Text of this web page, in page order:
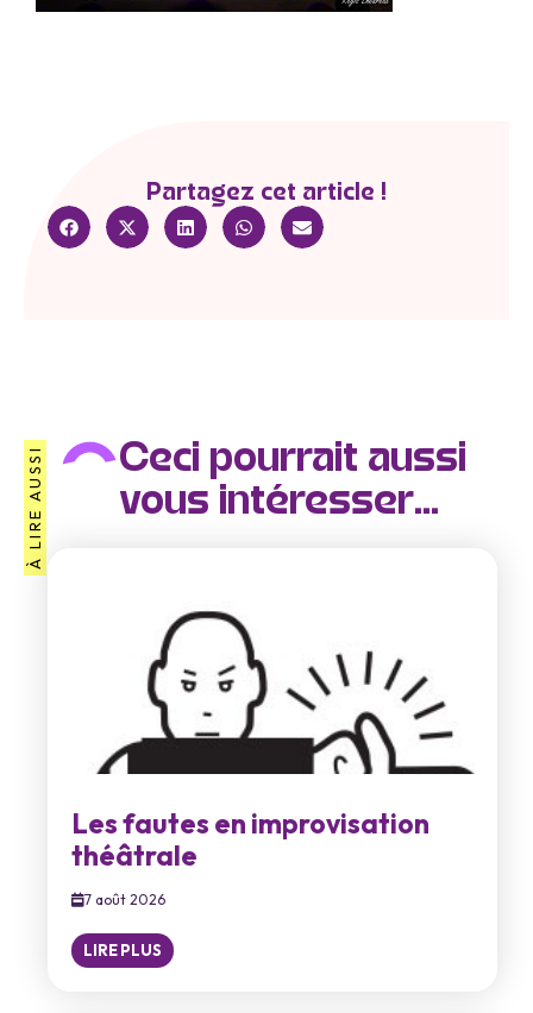
Partagez cet article !
À LIRE AUSSI
Ceci pourrait aussi
vous intéresser...
Les fautes en improvisation
théâtrale
7 août 2026
LIRE PLUS